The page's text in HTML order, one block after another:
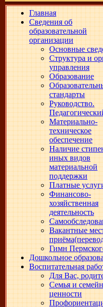
Главная
Сведения об
образовательной
организации
Основные
Структура и
управления
Образование
стандарты
Руководство.
Материально-
техническое
обеспечение
Наличие
иных видов
материальной
поддержки
Платные
Финансово-
хозяйственная
деятельность
Вакантные
Гимн
Дошкольное
Воспитательная
Для Вас,
Семья и
ценности